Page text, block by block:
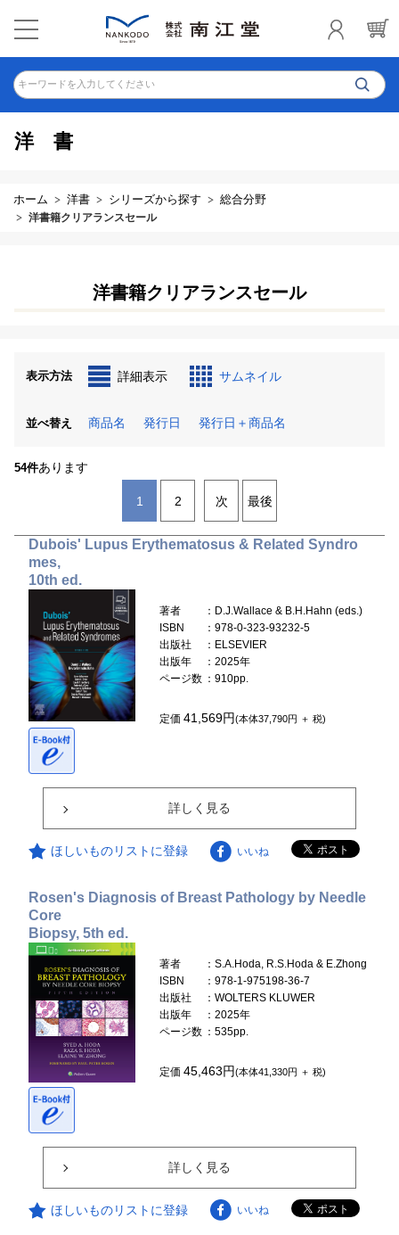
キーワードを入力してください
洋書
ホーム 洋書 シリーズから探す 総合分野
洋書籍クリアランスセール
洋書籍クリアランスセール
表示方法 詳細表示 サムネイル
並べ替え 商品名 発行日 発行日＋商品名
54件あります
1 2 次 最後
Dubois' Lupus Erythematosus & Related Syndro
mes,
10th ed.
著者
：D.J.Wallace & B.H.Hahn (eds.)
ISBN
：978-0-323-93232-5
出版社
：ELSEVIER
出版年
：2025年
ページ数 ：910pp.
定価41,569円(本体37,790円 ＋ 税)
詳しく見る
ほしいものリストに登録 いいね
Rosen's Diagnosis of Breast Pathology by Needle
Core
Biopsy, 5th ed.
著者
：S.A.Hoda, R.S.Hoda & E.Zhong
ISBN
：978-1-975198-36-7
出版社
：WOLTERS KLUWER
出版年
：2025年
ページ数 ：535pp.
定価45,463円(本体41,330円 ＋ 税)
詳しく見る
ほしいものリストに登録 いいね